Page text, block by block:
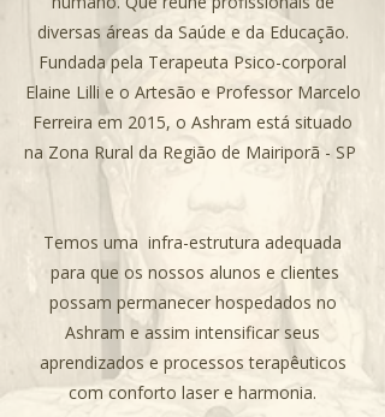
diversas áreas da Saúde e da Educação.
Fundada pela Terapeuta Psico-corporal
Elaine Lilli e o Artesão e Professor Marcelo
Ferreira em 2015, o Ashram está situado
na Zona Rural da Região de Mairiporã - SP
Temos uma infra-estrutura adequada
para que os nossos alunos e clientes
possam permanecer hospedados no
Ashram e assim intensificar seus
aprendizados e processos terapêuticos
com conforto laser e harmonia.